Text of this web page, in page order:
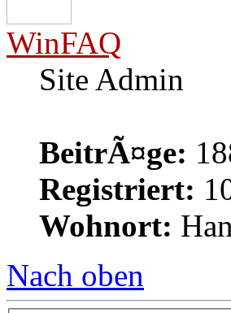
WinFAQ
Site Admin
BeitrÃ¤ge:
Registriert:
Wohnort:
Nach oben